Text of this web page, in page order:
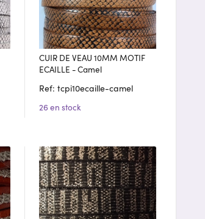
CUIR DE VEAU 10MM MOTIF
ECAILLE - Camel
Ref: tcpi10ecaille-camel
26 en stock